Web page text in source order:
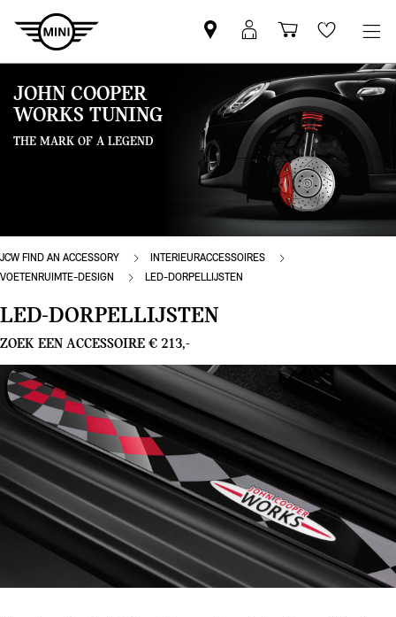
Vind
een
MINI
partner
MyMini
login
Wishlist
JOHN COOPER
WORKS TUNING
THE MARK OF A LEGEND
JCW FIND AN ACCESSORY
INTERIEURACCESSOIRES
VOETENRUIMTE-DESIGN
LED-DORPELLIJSTEN
LED-DORPELLIJSTEN
ZOEK EEN ACCESSOIRE € 213,-